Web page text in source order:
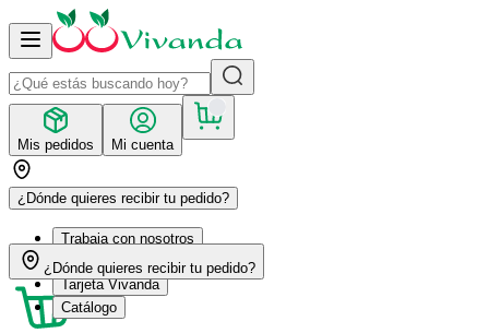
Mis pedidos Mi cuenta
¿Dónde quieres recibir tu pedido?
Trabaja con nosotros
Recetas
Tarjeta Vivanda
Catálogo
¿Dónde quieres recibir tu pedido?